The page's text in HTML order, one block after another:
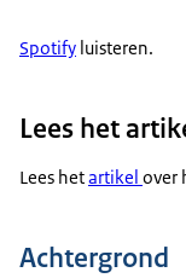
Spotify luisteren.
Lees het
Lees hetartikel over
Achtergrond